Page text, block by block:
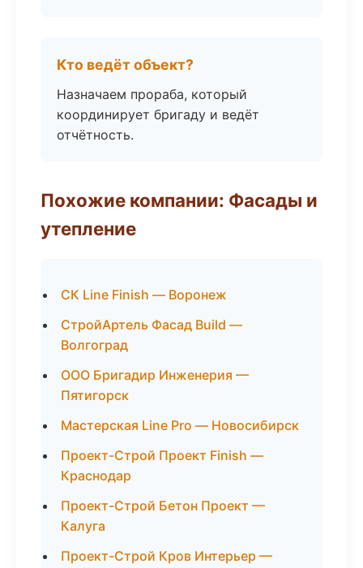
Кто ведёт объект?
Назначаем прораба, который
координирует бригаду и ведёт
отчётность.
Похожие компании: Фасады и
утепление
СК Line Finish — Воронеж
СтройАртель Фасад Build —
Волгоград
ООО Бригадир Инженерия —
Пятигорск
Мастерская Line Pro — Новосибирск
Проект-Строй Проект Finish —
Краснодар
Проект-Строй Бетон Проект —
Калуга
Проект-Строй Кров Интерьер —